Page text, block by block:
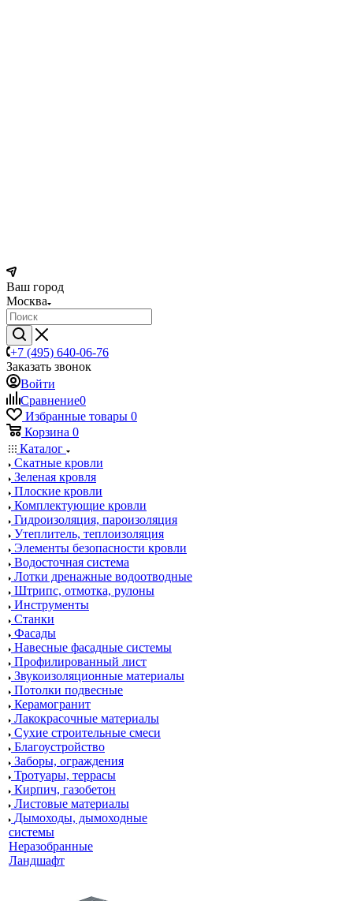
Ваш город
Москва
+7 (495) 640-06-76
Заказать звонок
Войти
Сравнение0
Избранные товары 0
Корзина 0
Каталог
Скатные кровли
Зеленая кровля
Плоские кровли
Комплектующие кровли
Гидроизоляция, пароизоляция
Утеплитель, теплоизоляция
Элементы безопасности кровли
Водосточная система
Лотки дренажные водоотводные
Штрипс, отмотка, рулоны
Инструменты
Станки
Фасады
Навесные фасадные системы
Профилированный лист
Звукоизоляционные материалы
Потолки подвесные
Керамогранит
Лакокрасочные материалы
Сухие строительные смеси
Благоустройство
Заборы, ограждения
Тротуары, террасы
Кирпич, газобетон
Листовые материалы
Дымоходы, дымоходные
системы
Неразобранные
Ландшафт